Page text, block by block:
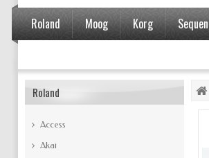
Roland Moog Korg
Roland
Access
Akai